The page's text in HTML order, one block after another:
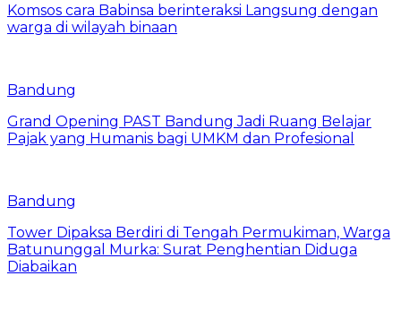
Komsos cara Babinsa berinteraksi Langsung dengan
warga di wilayah binaan
Bandung
Grand Opening PAST Bandung Jadi Ruang Belajar
Pajak yang Humanis bagi UMKM dan Profesional
Bandung
Tower Dipaksa Berdiri di Tengah Permukiman, Warga
Batununggal Murka: Surat Penghentian Diduga
Diabaikan